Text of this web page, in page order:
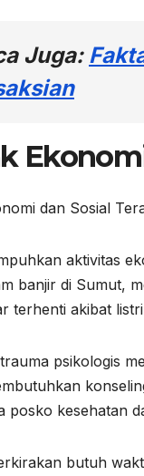
Juga:
aktivitas
banjir di Sumut,
terhenti akibat
psikologis
posko kesehatan
butuh